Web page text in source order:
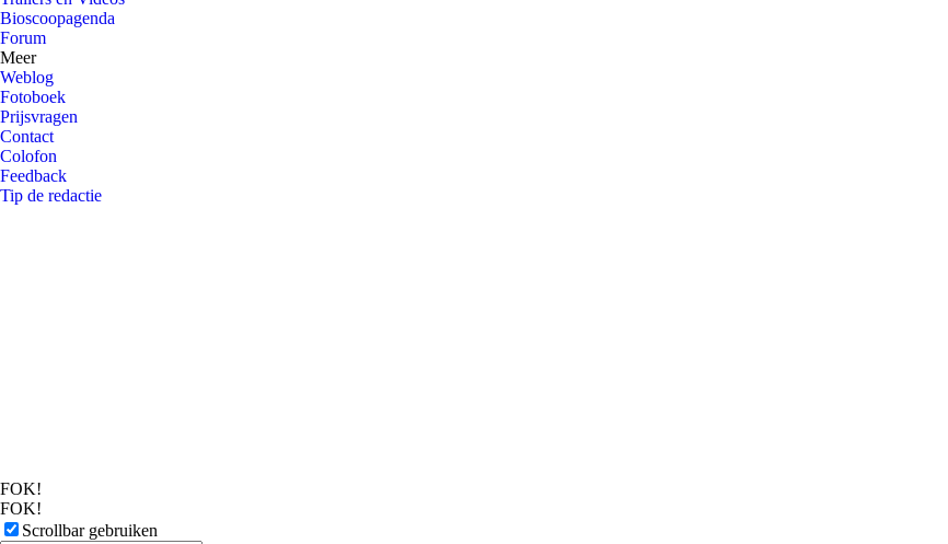
Bioscoopagenda
Forum
Meer
Weblog
Fotoboek
Prijsvragen
Contact
Colofon
Feedback
Tip de redactie
FOK!
FOK!
Scrollbar gebruiken